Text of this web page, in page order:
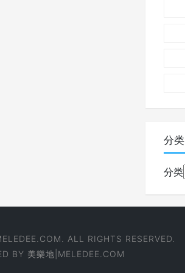
分类
分类
ALL RIGHTS RESERVED.
BY 美樂地|MELEDEE.COM